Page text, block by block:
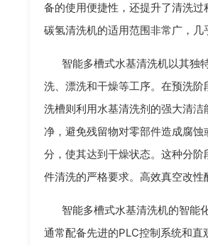
备的使用便捷性，还提升了清洗
碳氢清洗机的适用范围非常广，
智能多槽式水基清洗机以其独
洗、漂洗和干燥等工序。在预洗
洗槽则利用水基清洗剂的强大清
净，避免残留物对零部件造成腐
分，使其达到干燥状态。这种分
件清洗的严格要求。高效真空改性
智能多槽式水基清洗机的智能
通常配备先进的PLC控制系统和直